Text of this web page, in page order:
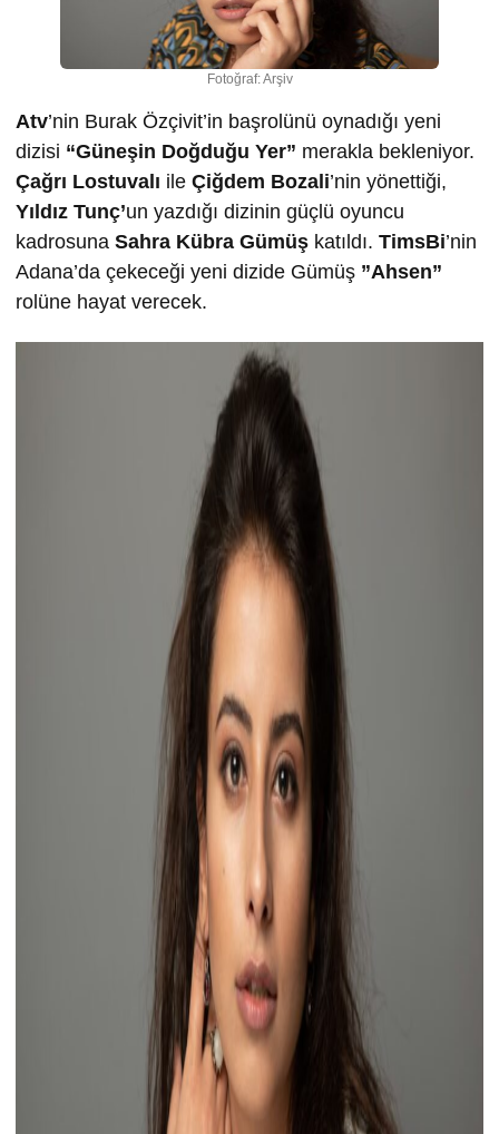
Fotoğraf: Arşiv
Atv’nin Burak Özçivit’in başrolünü oynadığı yeni
dizisi “Güneşin Doğduğu Yer” merakla bekleniyor.
Çağrı Lostuvalı ile Çiğdem Bozali’nin yönettiği,
Yıldız Tunç’un yazdığı dizinin güçlü oyuncu
kadrosuna Sahra Kübra Gümüş katıldı. TimsBi’nin
Adana’da çekeceği yeni dizide Gümüş ”Ahsen”
rolüne hayat verecek.